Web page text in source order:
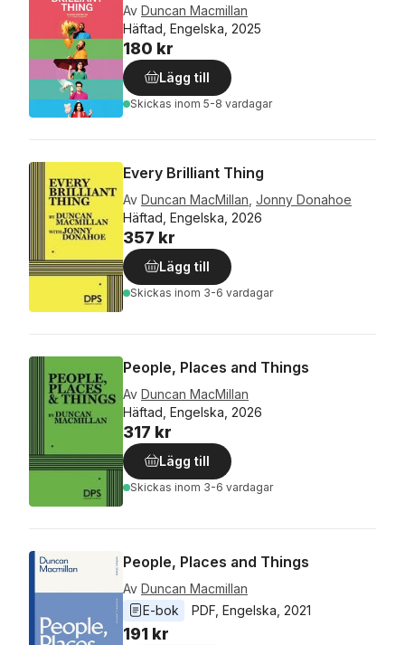
Av Duncan Macmillan
Häftad, Engelska, 2025
180 kr
Lägg till
Skickas inom 5-8 vardagar
Every Brilliant Thing
Av Duncan MacMillan Jonny Donahoe
Häftad, Engelska, 2026
357 kr
Lägg till
Skickas inom 3-6 vardagar
People, Places and Things
Av Duncan MacMillan
Häftad, Engelska, 2026
317 kr
Lägg till
Skickas inom 3-6 vardagar
People, Places and Things
Av Duncan Macmillan
E-bok
PDF, Engelska, 2021
191 kr